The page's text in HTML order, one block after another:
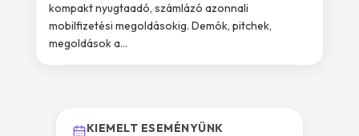
kompakt nyugtaadó, számlázó azonnali
mobilfizetési megoldásokig. Demók, pitchek,
megoldások a...
KIEMELT ESEMÉNYÜNK